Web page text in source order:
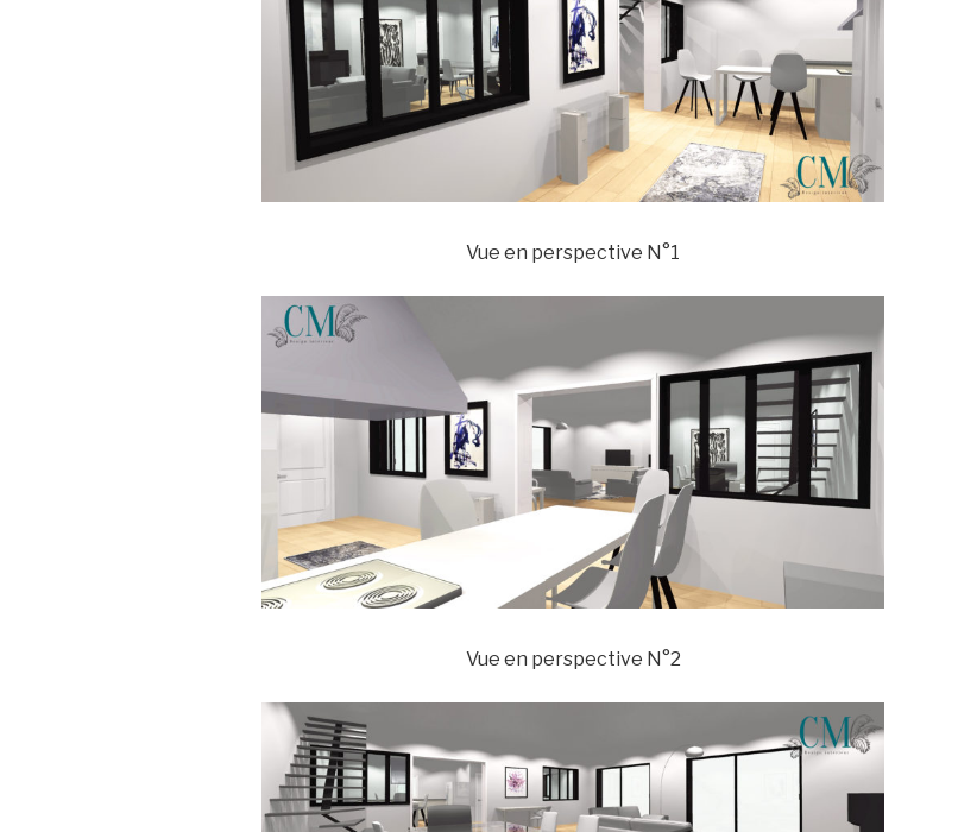
Vue en perspective N°1
Vue en perspective N°2